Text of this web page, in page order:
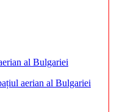
aerian al Bulgariei